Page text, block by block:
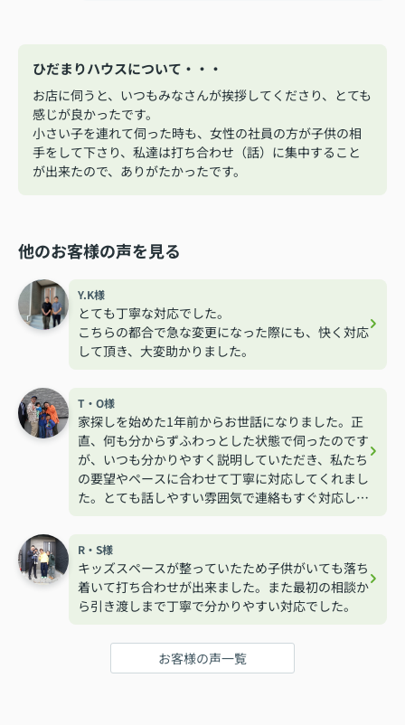
ひだまりハウスについて・・・
お店に伺うと、いつもみなさんが挨拶してくださり、とても
感じが良かったです。
小さい子を連れて伺った時も、女性の社員の方が子供の相
手をして下さり、私達は打ち合わせ（話）に集中すること
が出来たので、ありがたかったです。
他のお客様の声を見る
Y.K様
とても丁寧な対応でした。
こちらの都合で急な変更になった際にも、快く対応
して頂き、大変助かりました。
T・O様
家探しを始めた1年前からお世話になりました。正
直、何も分からずふわっとした状態で伺ったのです
が、いつも分かりやすく説明していただき、私たち
の要望やペースに合わせて丁寧に対応してくれまし
た。とても話しやすい雰囲気で連絡もすぐ対応して
R・S様
キッズスペースが整っていたため子供がいても落ち
着いて打ち合わせが出来ました。また最初の相談か
ら引き渡しまで丁寧で分かりやすい対応でした。
お客様の声一覧